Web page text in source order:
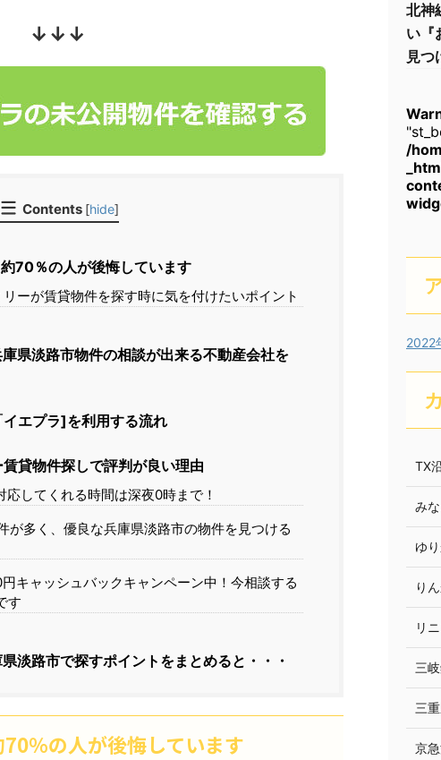
↓↓↓
Contents [hide]
70％の人が後悔しています
ーが賃貸物件を探す時に気を付けたいポイント
県淡路市物件の相談が出来る不動産会社を
エプラ]を利用する流れ
貸物件探しで評判が良い理由
応してくれる時間は深夜0時まで！
が多く、優良な兵庫県淡路市の物件を見つける
キャッシュバックキャンペーン中！今相談する
す
淡路市で探すポイントをまとめると・・・
％の人が後悔しています
北神
い『
見つ
/
2022
TX
み
ゆ
り
リ
三
三
京